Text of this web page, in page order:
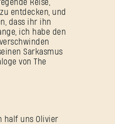
Reise,
entdecken, und
dass ihr ihn
ich habe den
Sarkasmus
von The
half uns Olivier